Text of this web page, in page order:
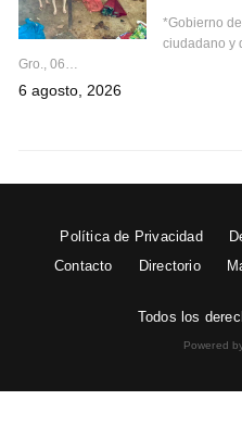
*Gobierno
ciudadano y
Gro., 06…
6 agosto, 2026
Política de Privacidad
Contacto
Directorio
Todos los
Powered